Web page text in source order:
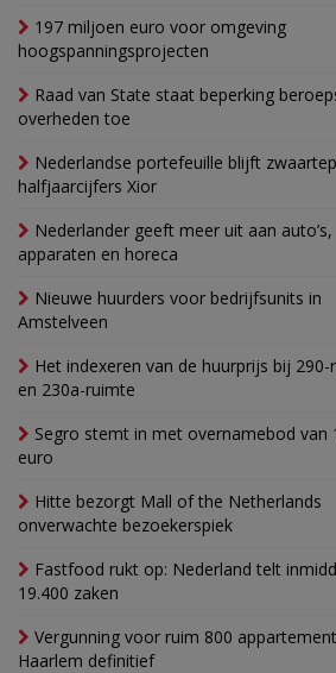
197 miljoen euro voor omgeving
hoogspanningsprojecten
Raad van State staat beperking
overheden toe
Nederlandse portefeuille blijft
halfjaarcijfers Xior
Nederlander geeft meer uit aan auto’s,
apparaten en horeca
Nieuwe huurders voor bedrijfsunits in
Amstelveen
Het indexeren van de huurprijs bij 290-
en 230a-ruimte
Segro stemt in met overnamebod van
euro
Hitte bezorgt Mall of the Netherlands
onverwachte bezoekerspiek
Fastfood rukt op: Nederland telt
19.400 zaken
Vergunning voor ruim 800
Haarlem definitief